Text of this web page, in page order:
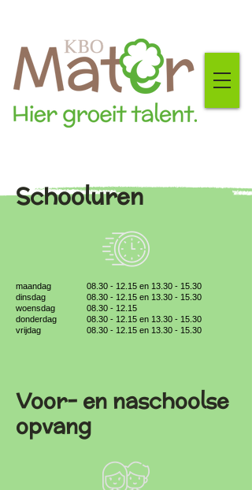
Schooluren
maandag
dinsdag
woensdag
donderdag
vrijdag
08.30 - 12.15 en 13.30 - 15.30
08.30 - 12.15 en 13.30 - 15.30
08.30 - 12.15
08.30 - 12.15 en 13.30 - 15.30
08.30 - 12.15 en 13.30 - 15.30
Voor- en naschoolse
opvang